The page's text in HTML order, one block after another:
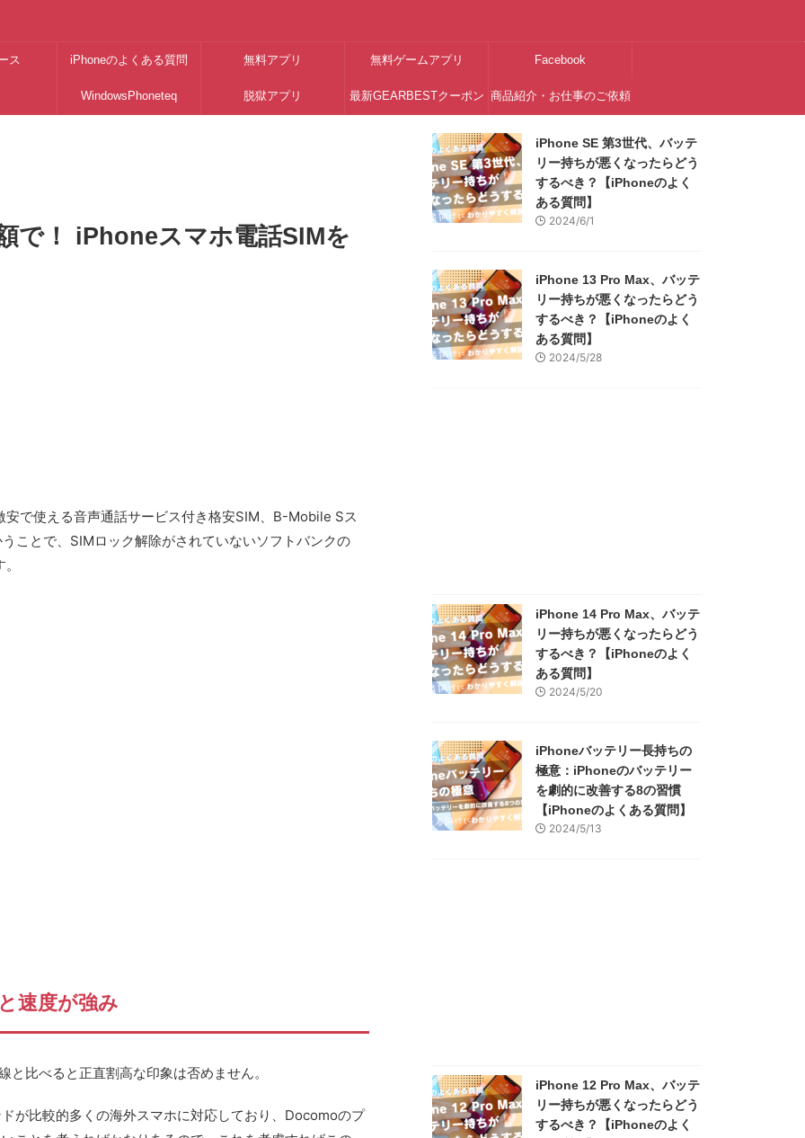
ス iPhoneのよくある質問 無料アプリ 無料ゲームアプリ Facebook
WindowsPhoneteq 脱獄アプリ 最新GEARBESTクーポン 商品紹介・お仕事のご依頼
で！ iPhoneスマホ電話SIMを
で使える音声通話サービス付き格安SIM、B-Mobile Sス
ことで、SIMロック解除がされていないソフトバンクの
速度が強み
比べると正直割高な印象は否めません。
が比較的多くの海外スマホに対応しており、Docomoのプ
iPhone SE 第3世代、バッテ
リー持ちが悪くなったらどう
するべき？【iPhoneのよく
ある質問】
2024/6/1
iPhone 13 Pro Max、バッテ
リー持ちが悪くなったらどう
するべき？【iPhoneのよく
ある質問】
2024/5/28
iPhone 14 Pro Max、バッテ
リー持ちが悪くなったらどう
するべき？【iPhoneのよく
ある質問】
2024/5/20
iPhoneバッテリー長持ちの
極意：iPhoneのバッテリー
を劇的に改善する8の習慣
【iPhoneのよくある質問】
2024/5/13
iPhone 12 Pro Max、バッテ
リー持ちが悪くなったらどう
するべき？【iPhoneのよく